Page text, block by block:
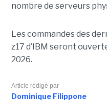
nombre de serveurs
Les commandes des
z17 d’IBM seront
2026.
Article rédigé par
Dominique Filippone